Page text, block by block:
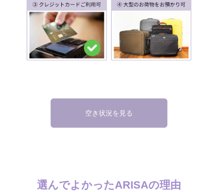
空き状況を見る
選んでよかったARISAの理由